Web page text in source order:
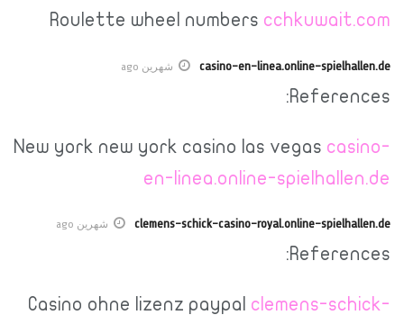
Roulette wheel numbers cchkuwait.com
casino-en-linea.online-spielhallen.de شهرين ago
References:
New york new york casino las vegas casino-
en-linea.online-spielhallen.de
clemens-schick-casino-royal.online-spielhallen.de شهرين ago
References:
Casino ohne lizenz paypal clemens-schick-